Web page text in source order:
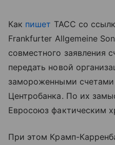
Как пишет ТАСС со
Frankfurter Allgemeine
совместного заявления
передать новой
замороженными счетами
Центробанка. По их
Евросоюз фактическим
При этом Крамп-